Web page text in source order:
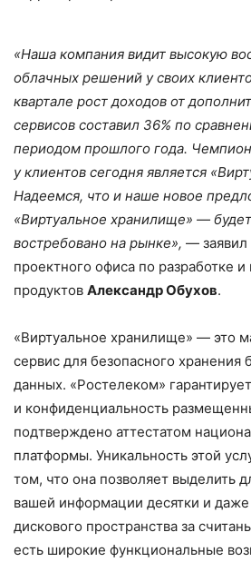
«Наша компания видит высокую
облачных решений у своих
квартале рост доходов от
сервисов составил 36% по
периодом прошлого года.
у клиентов сегодня является
Надеемся, что и наше новое
«Виртуальное хранилище» —
востребовано на рынке», — заявил
проектного офиса по разработке
продуктов Александр Обухов.
«Виртуальное хранилище» — это
сервис для безопасного
данных. «Ростелеком»
и конфиденциальность
подтверждено аттестатом
платформы. Уникальность этой
том, что она позволяет выделить
вашей информации десятки и даже
дискового пространства за
есть широкие функциональные